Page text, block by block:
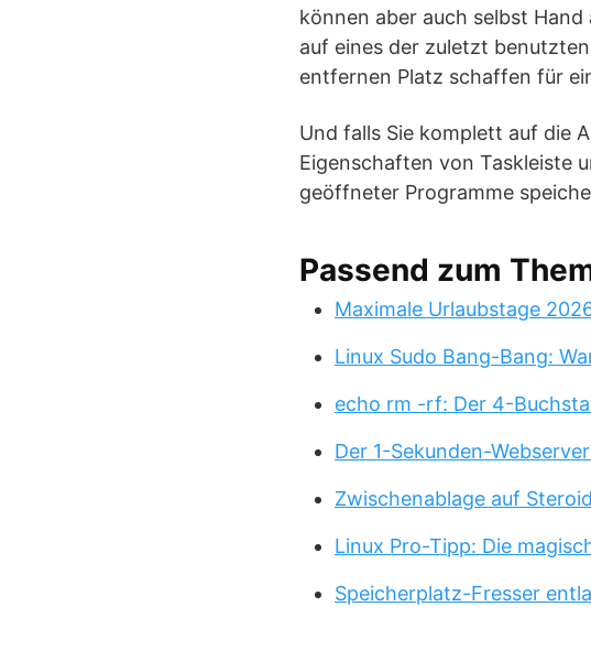
können aber auch selbst
auf eines der zuletzt
entfernen Platz schaffen für
Und falls Sie komplett auf die
Eigenschaften von Taskleiste
geöffneter Programme
Passend zum
Maximale Urlaubstage
Linux Sudo Bang-Bang:
echo rm -rf: Der 4-
Der 1-Sekunden-
Zwischenablage auf
Linux Pro-Tipp: Die
Speicherplatz-Fresser